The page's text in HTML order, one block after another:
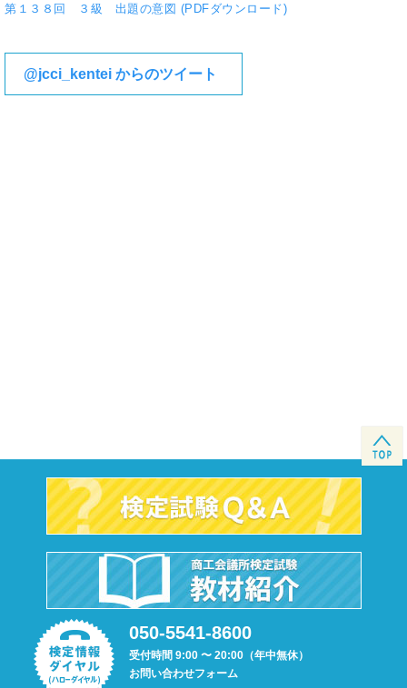
第１３８回 ３級 出題の意図 (PDFダウンロード)
@jcci_kentei からのツイート
050-5541-8600
受付時間 9:00 〜 20:00（年中無休）
お問い合わせフォーム